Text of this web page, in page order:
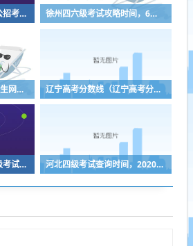
四川省人事考试(四川省公招考试下载凯发k8官网) 徐州四六级考试攻略时间，6级菜有哪些
浙江工业职业技术学院招生网（浙江工业职业技术学院招生办电话） 辽宁高考分数线（辽宁高考分数线2023）
2823四级考试时间（四级考试时间2031） 河北四级考试查询时间，2020河北四级联考什么时间出成绩